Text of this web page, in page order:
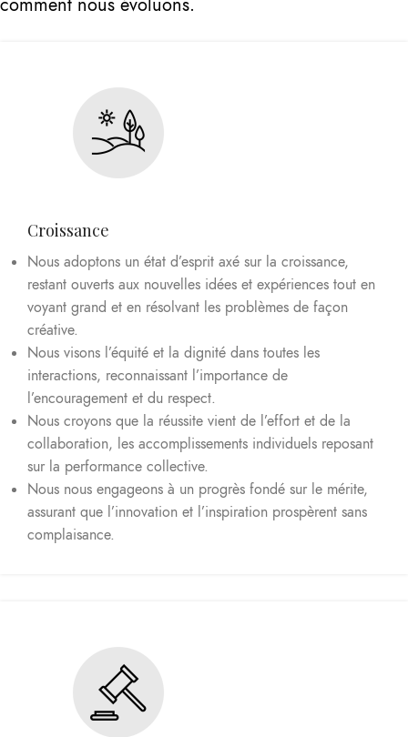
Croissance
Nous adoptons un état d’esprit axé sur la croissance,
restant ouverts aux nouvelles idées et expériences tout en
voyant grand et en résolvant les problèmes de façon
créative.
Nous visons l’équité et la dignité dans toutes les
interactions, reconnaissant l’importance de
l’encouragement et du respect.
Nous croyons que la réussite vient de l’effort et de la
collaboration, les accomplissements individuels reposant
sur la performance collective.
Nous nous engageons à un progrès fondé sur le mérite,
assurant que l’innovation et l’inspiration prospèrent sans
complaisance.